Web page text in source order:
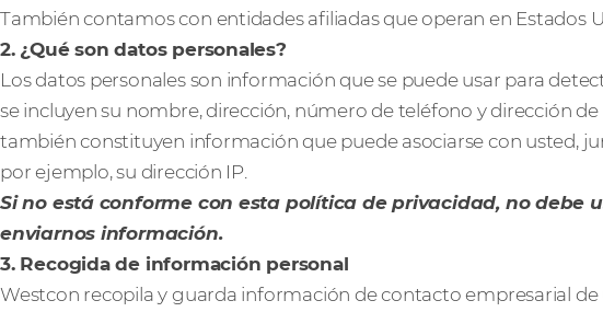
También contamos con entidades afiliadas que operan en Estados
2. ¿Qué son datos personales?
Los datos personales son información que se puede usar para
se incluyen su nombre, dirección, número de teléfono y dirección
también constituyen información que puede asociarse con usted,
por ejemplo, su dirección IP.
Si no está conforme con esta política de privacidad, no debe
enviarnos información.
3. Recogida de información personal
Westcon recopila y guarda información de contacto empresarial